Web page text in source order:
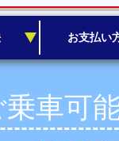
お支払い
車可